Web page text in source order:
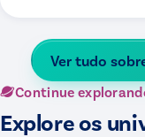
Ver tudo
Continue
Explore os